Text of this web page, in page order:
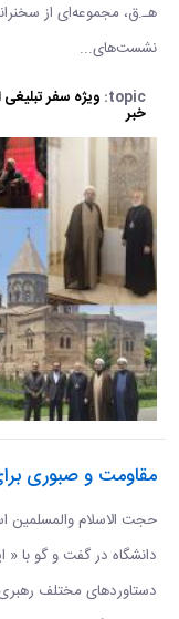
هـ.ق، مجموعه‌ای از
نشست‌های...
topic: ویژه سفر تبلیغی
خبر
مقاومت و صبوری
حجت الاسلام
دانشگاه در گفت و گو با «
دستاوردهای مختلف